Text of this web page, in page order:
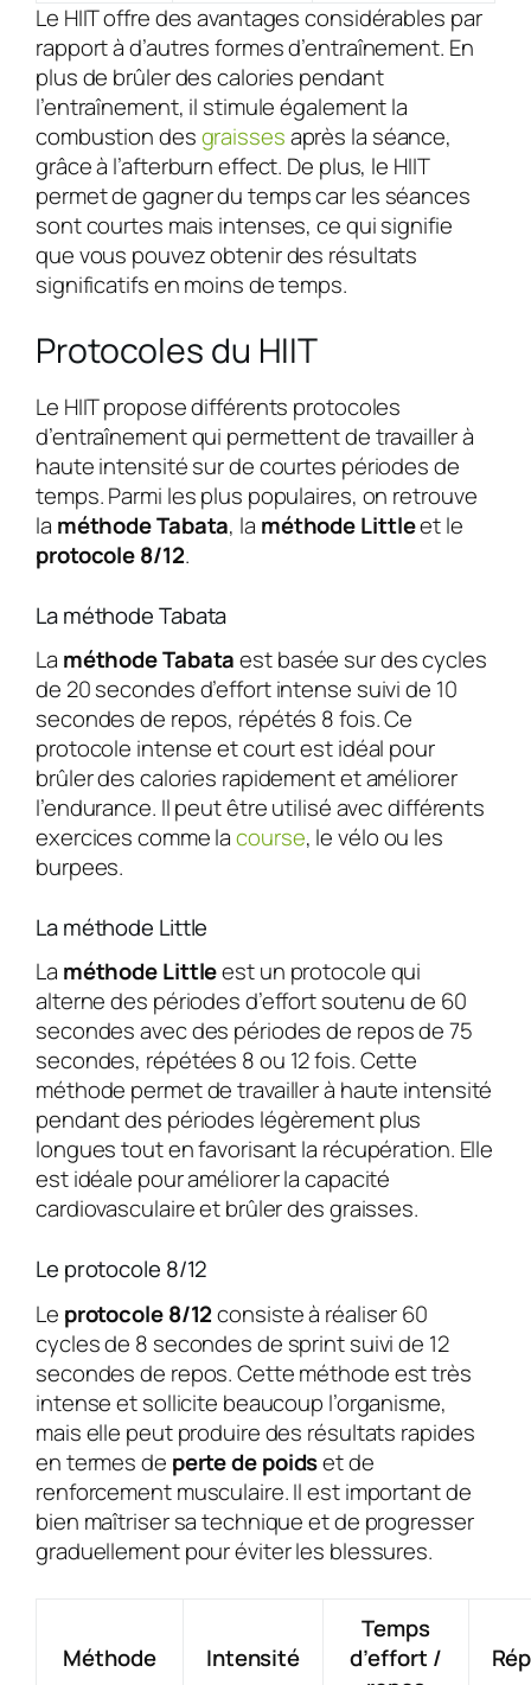
Le HIIT offre des avantages considérables par
rapport à d’autres formes d’entraînement. En
plus de brûler des calories pendant
l’entraînement, il stimule également la
combustion desgraissesaprès la séance,
grâce à l’afterburn effect. De plus, le HIIT
permet de gagner du temps car les séances
sont courtes mais intenses, ce qui signifie
que vous pouvez obtenir des résultats
significatifs en moins de temps.
Protocoles du HIIT
Le HIIT propose différents protocoles
d’entraînement qui permettent de travailler à
haute intensité sur de courtes périodes de
temps. Parmi les plus populaires, on retrouve
la méthode Tabata, la méthode Littleet le
protocole 8/12.
La méthode Tabata
La méthode Tabataest basée sur des cycles
de 20 secondes d’effort intense suivi de 10
secondes de repos, répétés 8 fois. Ce
protocole intense et court est idéal pour
brûler des calories rapidement et améliorer
l’endurance. Il peut être utilisé avec différents
exercices comme lacourse, le vélo ou les
burpees.
La méthode Little
La méthode Littleest un protocole qui
alterne des périodes d’effort soutenu de 60
secondes avec des périodes de repos de 75
secondes, répétées 8 ou 12 fois. Cette
méthode permet de travailler à haute intensité
pendant des périodes légèrement plus
longues tout en favorisant la récupération. Elle
est idéale pour améliorer la capacité
cardiovasculaire et brûler des graisses.
Le protocole 8/12
Le protocole 8/12consiste à réaliser 60
cycles de 8 secondes de sprint suivi de 12
secondes de repos. Cette méthode est très
intense et sollicite beaucoup l’organisme,
mais elle peut produire des résultats rapides
en termes de perte de poidset de
renforcement musculaire. Il est important de
bien maîtriser sa technique et de progresser
graduellement pour éviter les blessures.
Méthode Intensité
Temps
d’effort /